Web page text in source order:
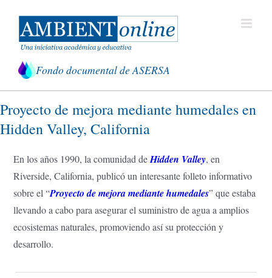
contenido
Fondo documental de ASERSA
Proyecto de mejora mediante humedales en
Hidden Valley, California
En los años 1990, la comunidad deHidden Valley, en
Riverside, California, publicó un interesante folleto informativo
sobre el “Proyecto de mejora mediante humedales” que estaba
llevando a cabo para asegurar el suministro de agua a amplios
ecosistemas naturales, promoviendo así su protección y
desarrollo.